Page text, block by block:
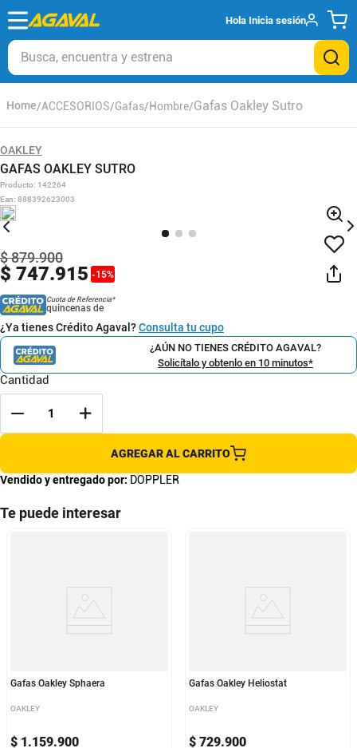
Hola Inicia sesión
Busca, encuentra y estrena
ACCESORIOS Gafas Hombre Gafas Oakley Sutro
OAKLEY
GAFAS OAKLEY SUTRO
Producto: 142264
Ean: 888392623003
$ 747.915 -15%
$879.900
Cuota de Referencia*
quincenas de
¿Ya tienes Crédito Agaval?Consulta tu cupo
¿AÚN NO TIENES CRÉDITO AGAVAL?
Solicítalo y obtenlo en 10 minutos*
Cantidad
AGREGAR AL CARRITO
Vendido y entregado por: DOPPLER
Te puede interesar
Gafas Oakley Sphaera
OAKLEY
$ 1.159.900
Gafas Oakley Heliostat
OAKLEY
$ 729.900